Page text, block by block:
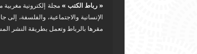
« رباط الكتب »مجلة إلكترونية مغربية
الإنسانية والاجتماعية، والفلسفة،
مقرها بالرباط وتعمل بطريقة النشر